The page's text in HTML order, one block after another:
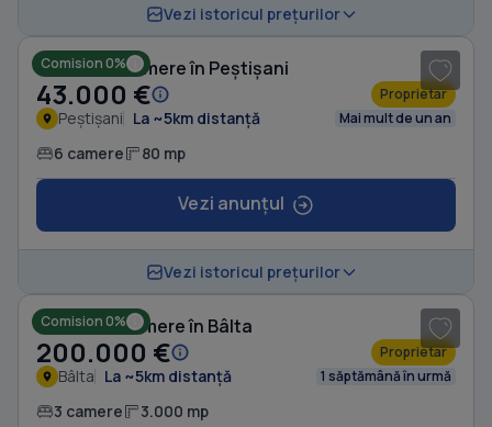
Vezi istoricul prețurilor
Comision 0%
Casă cu 6 camere în Peștișani
43.000 € Proprietar
Peștișani La ~5km distanță Mai mult de un an
6 camere 80 mp
Vezi anunțul
Vezi istoricul prețurilor
Comision 0%
Casă cu 3 camere în Bâlta
200.000 € Proprietar
Bâlta La ~5km distanță 1 săptămână în urmă
3 camere 3.000 mp